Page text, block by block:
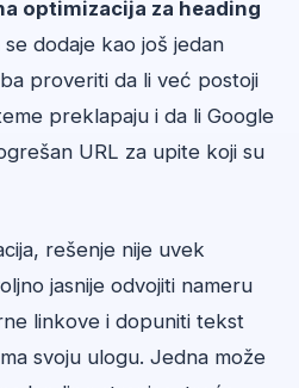
optimizacija za heading
dodaje kao još jedan
proveriti da li već postoji
preklapaju i da li Google
URL za upite koji su
rešenje nije uvek
jasnije odvojiti nameru
linkove i dopuniti tekst
svoju ulogu. Jedna može